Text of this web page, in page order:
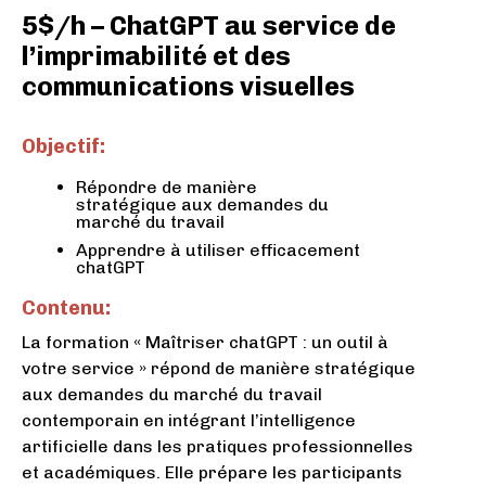
5$/h – ChatGPT au service de
l’imprimabilité et des
communications visuelles
Objectif:
Répondre de manière
stratégique aux demandes du
marché du travail
Apprendre à utiliser efficacement
chatGPT
Contenu:
La formation « Maîtriser chatGPT : un outil à
votre service » répond de manière stratégique
aux demandes du marché du travail
contemporain en intégrant l’intelligence
artificielle dans les pratiques professionnelles
et académiques. Elle prépare les participants